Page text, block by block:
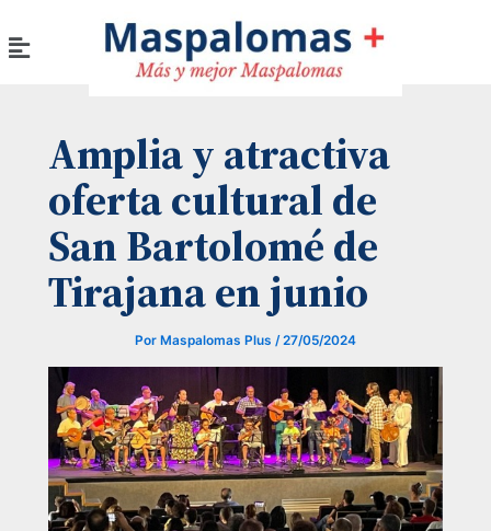
al
contenido
Menú
Amplia y atractiva
oferta cultural de
San Bartolomé de
Tirajana en junio
Por Maspalomas Plus /27/05/2024